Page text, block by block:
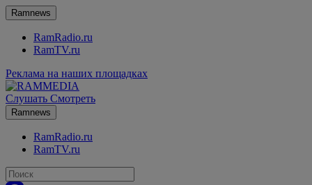
Ramnews
RamRadio.ru
RamTV.ru
Реклама на наших площадках
Слушать Смотреть
Ramnews
RamRadio.ru
RamTV.ru